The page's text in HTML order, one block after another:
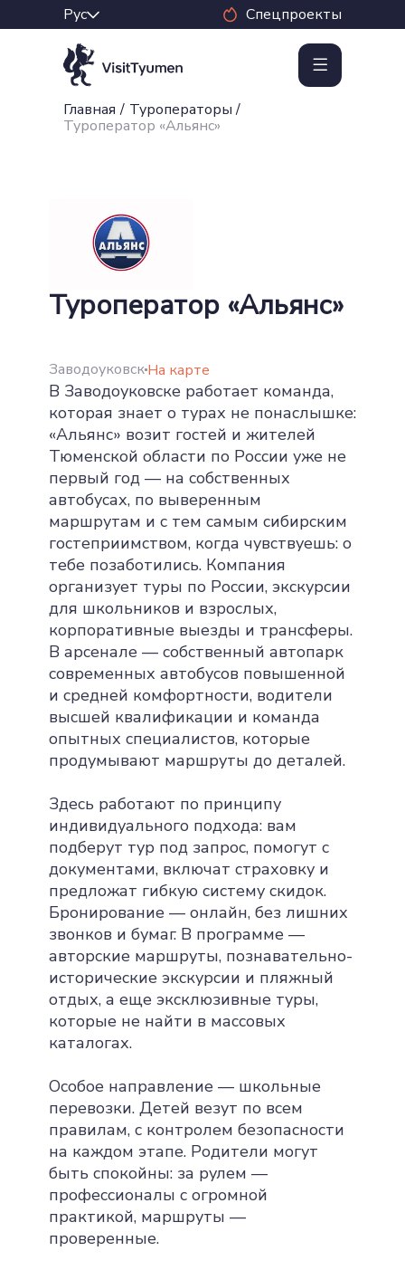
Спецпроекты
Главная / Туроператоры /
Туроператор «Альянс»
Туроператор «Альянс»
ЗаводоуковскНа карте
В Заводоуковске работает команда,
которая знает о турах не понаслышке:
«Альянс» возит гостей и жителей
Тюменской области по России уже не
первый год — на собственных
автобусах, по выверенным
маршрутам и с тем самым сибирским
гостеприимством, когда чувствуешь: о
тебе позаботились. Компания
организует туры по России, экскурсии
для школьников и взрослых,
корпоративные выезды и трансферы.
В арсенале — собственный автопарк
современных автобусов повышенной
и средней комфортности, водители
высшей квалификации и команда
опытных специалистов, которые
продумывают маршруты до деталей.
Здесь работают по принципу
индивидуального подхода: вам
подберут тур под запрос, помогут с
документами, включат страховку и
предложат гибкую систему скидок.
Бронирование — онлайн, без лишних
звонков и бумаг. В программе —
авторские маршруты, познавательно-
исторические экскурсии и пляжный
отдых, а еще эксклюзивные туры,
которые не найти в массовых
каталогах.
Особое направление — школьные
перевозки. Детей везут по всем
правилам, с контролем безопасности
на каждом этапе. Родители могут
быть спокойны: за рулем —
профессионалы с огромной
практикой, маршруты —
проверенные.